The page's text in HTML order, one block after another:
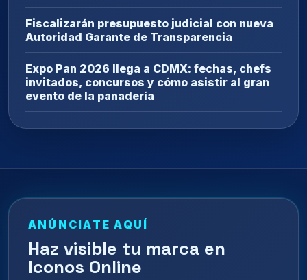
Fiscalizarán presupuesto judicial con nueva
Autoridad Garante de Transparencia
Expo Pan 2026 llega a CDMX: fechas, chefs
invitados, concursos y cómo asistir al gran
evento de la panadería
ANÚNCIATE AQUÍ
Haz visible tu marca en
Iconos Online